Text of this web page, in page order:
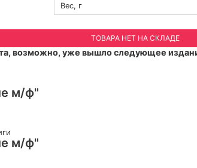
Вес, г
ТОВАРА НЕТ НА СКЛАДЕ
возможно, уже вышло следующее
м/ф"
м/ф"